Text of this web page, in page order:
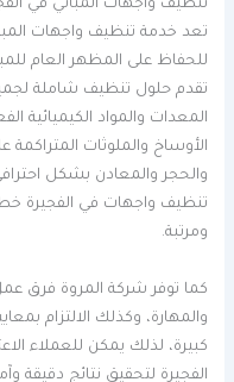
تنظيف واجهات المباني في
تعد خدمة تنظيف واجهات
للحفاظ على المظهر العام
تقدم حلول تنظيف شاملة
المعدات والمواد الكيميائية
الأوساخ والملوثات
والحجر والمعادن بشكل
تنظيف واجهات في الفجيرة
ومرتبة.
كما توفر شركة المروة فرق
والمهارة، وكذلك الالتزام
كبيرة، لذلك يمكن للعملاء
الفجيرة لتحقيق نتائج دقيقة